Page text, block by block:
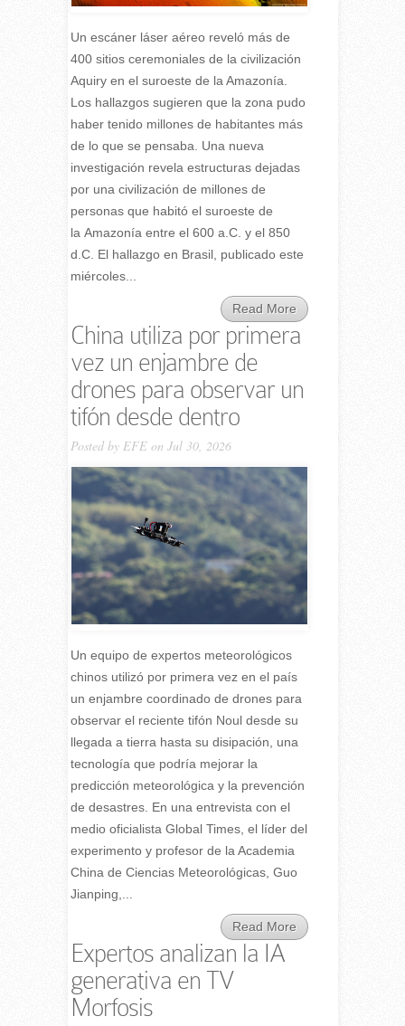
Un escáner láser aéreo reveló más de
400 sitios ceremoniales de la civilización
Aquiry en el suroeste de la Amazonía.
Los hallazgos sugieren que la zona pudo
haber tenido millones de habitantes más
de lo que se pensaba. Una nueva
investigación revela estructuras dejadas
por una civilización de millones de
personas que habitó el suroeste de
la Amazonía entre el 600 a.C. y el 850
d.C. El hallazgo en Brasil, publicado este
miércoles...
Read More
China utiliza por primera
vez un enjambre de
drones para observar un
tifón desde dentro
Posted by EFEon Jul 30, 2026
Un equipo de expertos meteorológicos
chinos utilizó por primera vez en el país
un enjambre coordinado de drones para
observar el reciente tifón Noul desde su
llegada a tierra hasta su disipación, una
tecnología que podría mejorar la
predicción meteorológica y la prevención
de desastres. En una entrevista con el
medio oficialista Global Times, el líder del
experimento y profesor de la Academia
China de Ciencias Meteorológicas, Guo
Jianping,...
Read More
Expertos analizan la IA
generativa en TV
Morfosis